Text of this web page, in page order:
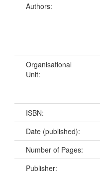
Authors:
Organisational
Unit:
ISBN:
Date (published):
Number of Pages:
Publisher: